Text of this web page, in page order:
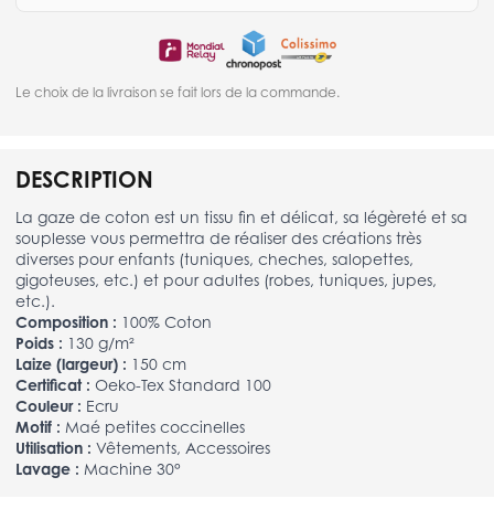
Le choix de la livraison se fait lors de la commande.
DESCRIPTION
La gaze de coton est un tissu fin et délicat, sa légèreté et sa
souplesse vous permettra de réaliser des créations très
diverses pour enfants (tuniques, cheches, salopettes,
gigoteuses, etc.) et pour adultes (robes, tuniques, jupes,
etc.).
Composition : 100% Coton
Poids : 130 g/m²
Laize (largeur) : 150 cm
Certificat : Oeko-Tex Standard 100
Couleur : Ecru
Motif : Maé petites coccinelles
Utilisation : Vêtements, Accessoires
Lavage : Machine 30°